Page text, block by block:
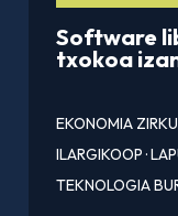
Software
txokoa
EKONOMIA
ILARGIKOOP·
TEKNOLOGIA